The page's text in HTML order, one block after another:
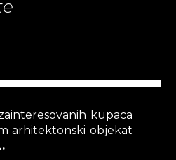
kupaca
arhitektonski objekat